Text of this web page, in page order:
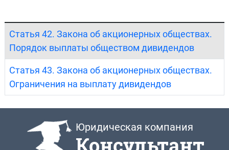
Статья 42. Закона об акционерных обществах.
Порядок выплаты обществом дивидендов
Статья 43. Закона об акционерных обществах.
Ограничения на выплату дивидендов
Юридическая компания
Консультант